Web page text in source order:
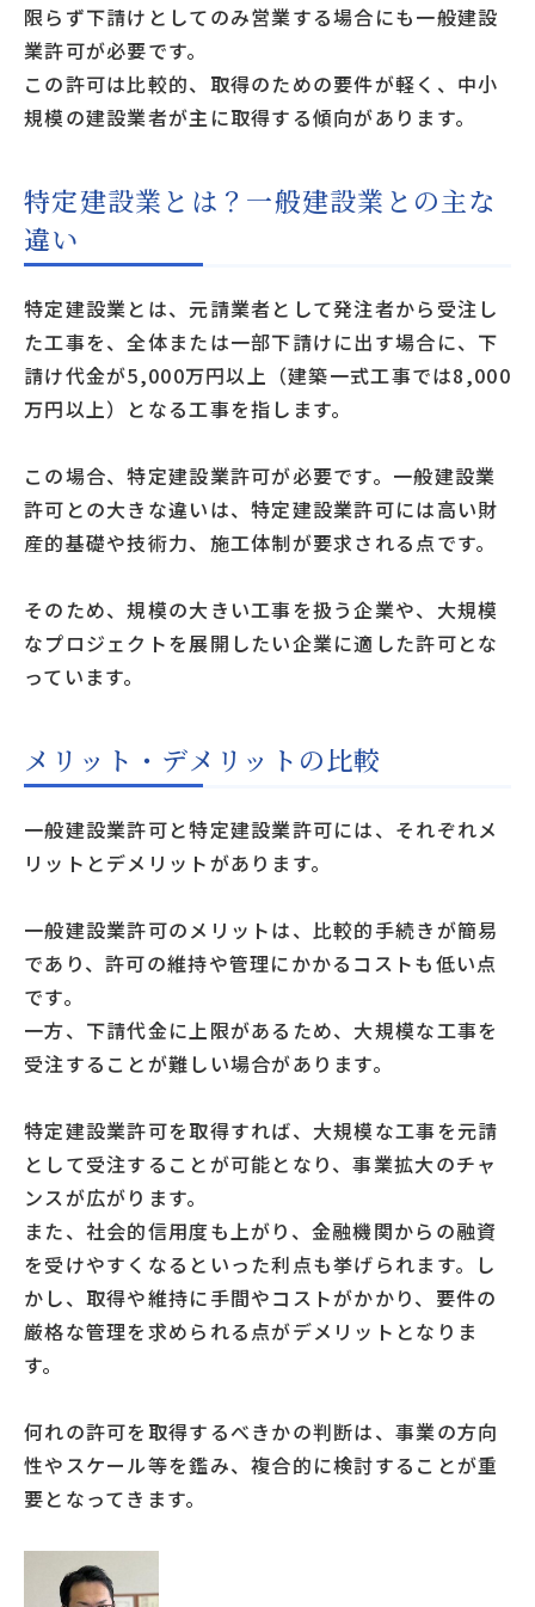
限らず下請けとしてのみ営業する場合にも一般建設
業許可が必要です。
この許可は比較的、取得のための要件が軽く、中小
規模の建設業者が主に取得する傾向があります。
特定建設業とは？一般建設業との主な
違い
特定建設業とは、元請業者として発注者から受注し
た工事を、全体または一部下請けに出す場合に、下
請け代金が5,000万円以上（建築一式工事では8,000
万円以上）となる工事を指します。
この場合、特定建設業許可が必要です。一般建設業
許可との大きな違いは、特定建設業許可には高い財
産的基礎や技術力、施工体制が要求される点です。
そのため、規模の大きい工事を扱う企業や、大規模
なプロジェクトを展開したい企業に適した許可とな
っています。
メリット・デメリットの比較
一般建設業許可と特定建設業許可には、それぞれメ
リットとデメリットがあります。
一般建設業許可のメリットは、比較的手続きが簡易
であり、許可の維持や管理にかかるコストも低い点
です。
一方、下請代金に上限があるため、大規模な工事を
受注することが難しい場合があります。
特定建設業許可を取得すれば、大規模な工事を元請
として受注することが可能となり、事業拡大のチャ
ンスが広がります。
また、社会的信用度も上がり、金融機関からの融資
を受けやすくなるといった利点も挙げられます。し
かし、取得や維持に手間やコストがかかり、要件の
厳格な管理を求められる点がデメリットとなりま
す。
何れの許可を取得するべきかの判断は、事業の方向
性やスケール等を鑑み、複合的に検討することが重
要となってきます。